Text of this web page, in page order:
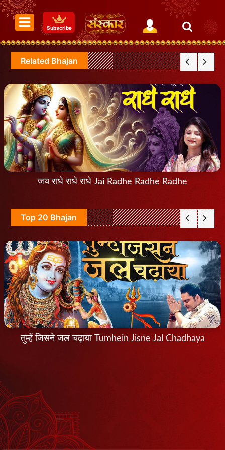
Subscribe
Related Bhajan
जय राधे राधे राधे Jai Radhe Radhe Radhe
Top 20 Bhajan
तुम्हें जिसने जल चढ़ाया Tumhein Jisne Jal Chadhaya